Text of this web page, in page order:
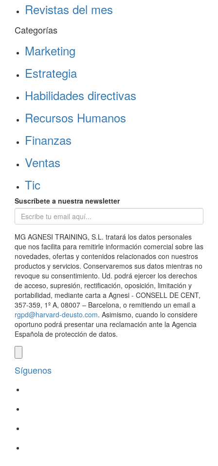
Revistas del mes
Categorías
Marketing
Estrategia
Habilidades directivas
Recursos Humanos
Finanzas
Ventas
Tic
Suscríbete a nuestra newsletter
MG AGNESI TRAINING, S.L. tratará los datos personales
que nos facilita para remitirle información comercial sobre las
novedades, ofertas y contenidos relacionados con nuestros
productos y servicios. Conservaremos sus datos mientras no
revoque su consentimiento. Ud. podrá ejercer los derechos
de acceso, supresión, rectificación, oposición, limitación y
portabilidad, mediante carta a Agnesi - CONSELL DE CENT,
357-359, 1º A, 08007 – Barcelona, o remitiendo un email a
rgpd@harvard-deusto.com. Asimismo, cuando lo considere
oportuno podrá presentar una reclamación ante la Agencia
Española de protección de datos.
Síguenos